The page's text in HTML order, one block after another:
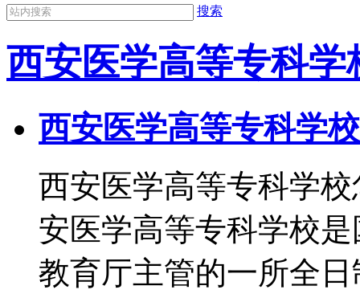
搜索
西安医学高等专科学
西安医学高等专科学
西安医学高等专科学
安医学高等专科学校
教育厅主管的一所全